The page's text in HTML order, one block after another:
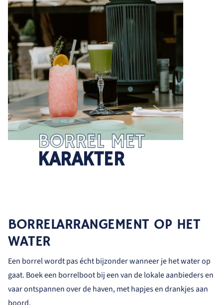
BORREL MET
KARAKTER
BORRELARRANGEMENT OP HET
WATER
Een borrel wordt pas écht bijzonder wanneer je het water op
gaat. Boek een borrelboot bij een van de lokale aanbieders en
vaar ontspannen over de haven, met hapjes en drankjes aan